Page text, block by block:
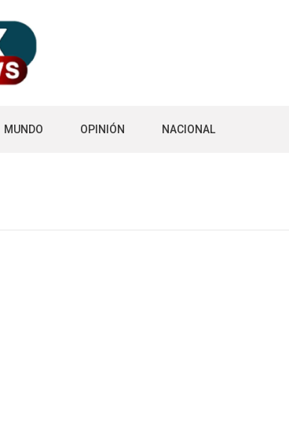
MUNDO OPINIÓN NACIONAL